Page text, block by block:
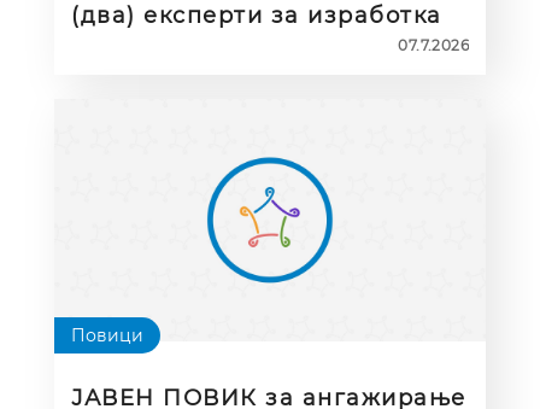
(два) експерти за изработка
на функционална рамка за07.7.2026
Повици
ЈАВЕН ПОВИК за ангажирање